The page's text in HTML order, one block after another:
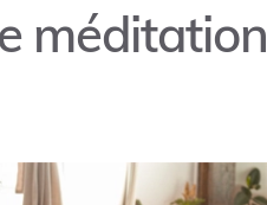
méditation